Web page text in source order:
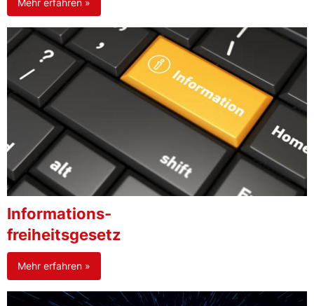
Informations-
freiheitsgesetz
Mehr erfahren »